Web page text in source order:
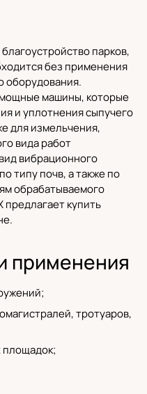
парков,
без применения
оборудования.
машины, которые
и уплотнения сыпучего
для измельчения,
вида работ
вибрационного
типу почв, а также по
обрабатываемого
предлагает купить
применения
тротуаров,
площадок;